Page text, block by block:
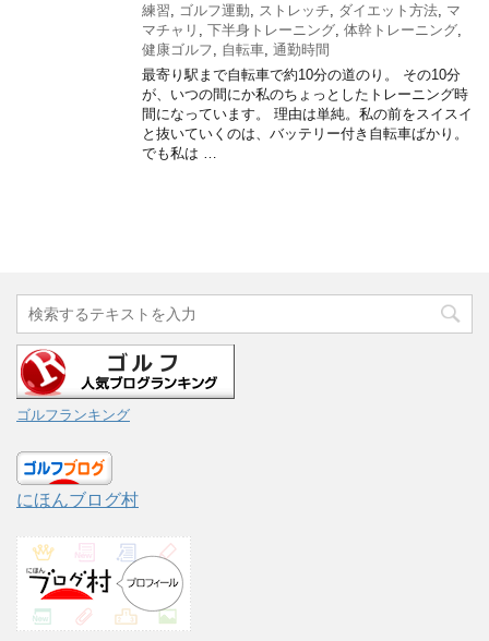
練習
ゴルフ運動 ストレッチ ダイエット方法 マ
マチャリ
下半身トレーニング 体幹トレーニング
健康ゴルフ
自転車 通勤時間
最寄り駅まで自転車で約10分の道のり。 その10分
が、いつの間にか私のちょっとしたトレーニング時
間になっています。 理由は単純。私の前をスイスイ
と抜いていくのは、バッテリー付き自転車ばかり。
でも私は …
ゴルフランキング
にほんブログ村